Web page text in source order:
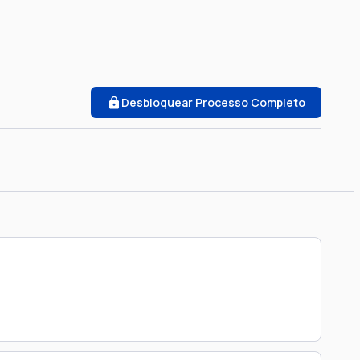
Desbloquear Processo Completo